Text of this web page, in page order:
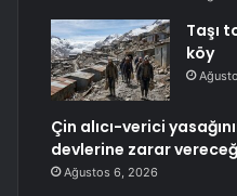
Taşı
köy
Çin alıcı-verici
devlerine zarar
Ağustos 6, 2026